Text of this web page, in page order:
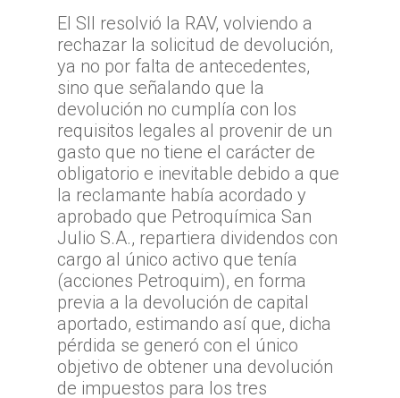
El SII resolvió la RAV, volviendo a
rechazar la solicitud de devolución,
ya no por falta de antecedentes,
sino que señalando que la
devolución no cumplía con los
requisitos legales al provenir de un
gasto que no tiene el carácter de
obligatorio e inevitable debido a que
la reclamante había acordado y
aprobado que Petroquímica San
Julio S.A., repartiera dividendos con
cargo al único activo que tenía
(acciones Petroquim), en forma
previa a la devolución de capital
aportado, estimando así que, dicha
pérdida se generó con el único
objetivo de obtener una devolución
de impuestos para los tres